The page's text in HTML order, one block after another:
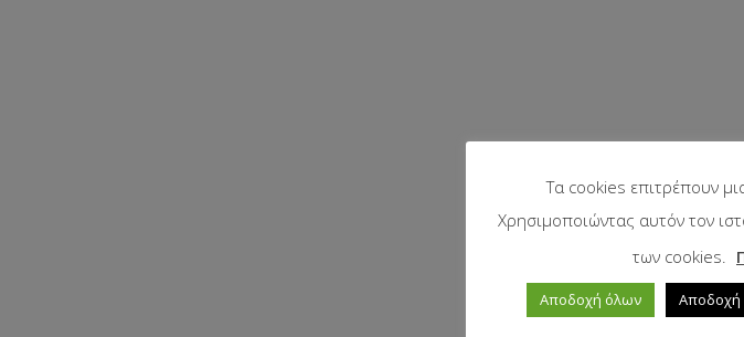
Τα cookies επιτρέπουν
Χρησιμοποιώντας αυτόν τον
των cookies.
Αποδοχή όλων Αποδοχή